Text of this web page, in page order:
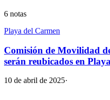
6 notas
Playa del Carmen
Comisión de Movilidad
serán reubicados en
10 de abril de 2025·